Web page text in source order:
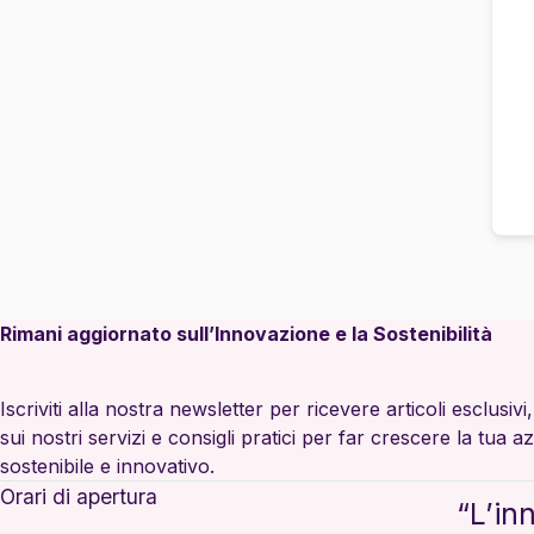
Rimani aggiornato sull’Innovazione e la Sostenibilità
Iscriviti alla nostra newsletter per ricevere articoli
sui nostri servizi e consigli pratici per far crescere la tua
sostenibile e innovativo.
Orari di apertura